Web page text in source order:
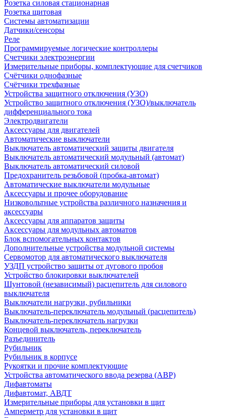
Розетка силовая стационарная
Розетка щитовая
Системы автоматизации
Датчики/сенсоры
Реле
Программируемые логические контроллеры
Счетчики электроэнергии
Измерительные приборы, комплектующие для счетчиков
Счётчики однофазные
Счётчики трехфазные
Устройства защитного отключения (УЗО)
Устройство защитного отключения (УЗО)/выключатель
дифференциального тока
Электродвигатели
Аксессуары для двигателей
Автоматические выключатели
Выключатель автоматический защиты двигателя
Выключатель автоматический модульный (автомат)
Выключатель автоматический силовой
Предохранитель резьбовой (пробка-автомат)
Автоматические выключатели модульные
Аксессуары и прочее оборудование
Низковольтные устройства различного назначения и
аксессуары
Аксессуары для аппаратов защиты
Аксессуары для модульных автоматов
Блок вспомогательных контактов
Дополнительные устройства модульной системы
Сервомотор для автоматического выключателя
УЗДП устройство защиты от дугового пробоя
Устройство блокировки выключателей
Шунтовой (независимый) расцепитель для силового
выключателя
Выключатели нагрузки, рубильники
Выключатель-переключатель модульный (расцепитель)
Выключатель-переключатель нагрузки
Концевой выключатель, переключатель
Разъединитель
Рубильник
Рубильник в корпусе
Рукоятки и прочие комплектующие
Устройства автоматического ввода резерва (АВР)
Дифавтоматы
Дифавтомат, АВДТ
Измерительные приборы для установки в щит
Амперметр для установки в щит